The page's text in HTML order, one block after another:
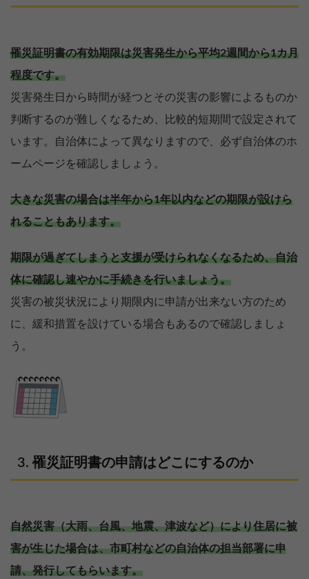
罹災証明書の有効期限は災害発生から平均2週間から1カ月
程度です。
災害発生日から時間が経つとその災害の影響によるものか
判断するのが難しくなるため、比較的短期間で設定されて
います。自治体によって異なりますので、必ず自治体のホ
ームページを確認しましょう。
大きな災害の場合は半年から1年以内などの期限が設けら
れることもあります。
期限が過ぎてしまうと支援が受けられなくなるため、自治
体に確認し速やかに手続きを行いましょう。
災害の被災状況により期限内に申請が出来ない方のため
に、緩和措置を設けている場合もあるので確認しましょ
う。
罹災証明書の申請はどこにするのか
自然災害（大雨、台風、地震、津波など）により住居に被
害が生じた場合は、市町村などの自治体の担当部署に申
請、発行してもらいます。